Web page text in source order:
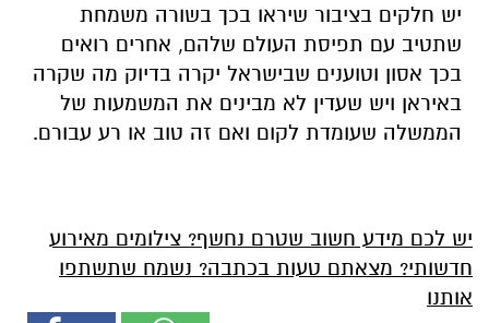
יש חלקים בציבור שיראו בכך בשורה משמחת
שתטיב עם תפיסת העולם שלהם, אחרים רואים
בכך אסון וטוענים שבישראל יקרה בדיוק מה שקרה
באיראן ויש שעדין לא מבינים את המשמעות של
הממשלה שעומדת לקום ואם זה טוב או רע עבורם.
יש לכם מידע חשוב שטרם נחשף? צילומים מאירוע
חדשותי? מצאתם טעות בכתבה? נשמח שתשתפו
אותנו